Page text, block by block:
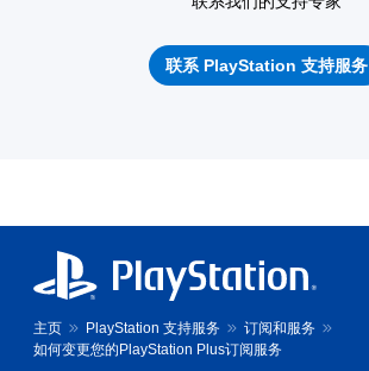
联系 PlayStation 支持服务
主页 PlayStation 支持服务
订阅和服务
如何变更您的PlayStation Plus订阅服务